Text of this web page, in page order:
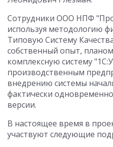
Сотрудники ООО НПФ
используя методологию
Типовую Систему
собственный опыт,
комплексную систему
производственным
внедрению системы
фактически
версии.
В настоящее время в
участвуют следующие